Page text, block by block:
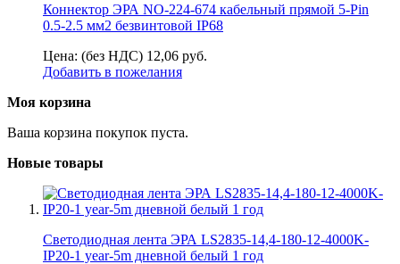
Коннектор ЭРА NO-224-674 кабельный прямой 5-Pin
0.5-2.5 мм2 безвинтовой IP68
Цена: (без НДС) 12,06 руб.
Добавить в пожелания
Моя корзина
Ваша корзина покупок пуста.
Новые товары
Светодиодная лента ЭРА LS2835-14,4-180-12-4000K-
IP20-1 year-5m дневной белый 1 год